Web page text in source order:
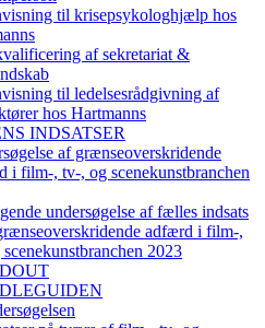
til krisepsykologhjælp hos
af sekretariat &
til ledelsesrådgivning af
hos Hartmanns
INDSATSER
af grænseoverskridende
i film-, tv-, og scenekunstbranchen
undersøgelse af fælles indsats
adfærd i film-,
2023